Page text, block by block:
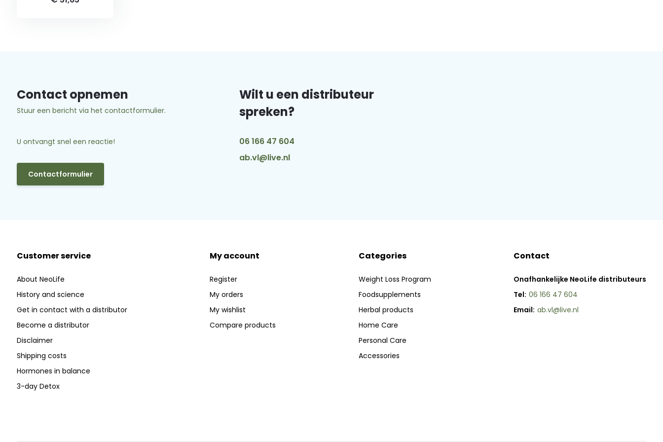
Contact opnemen
Stuur een bericht via het contactformulier.
U ontvangt snel een reactie!
Contactformulier
Wilt u een distributeur
spreken?
06 166 47 604
ab.vl@live.nl
Customer service
About NeoLife
History and science
Get in contact with a distributor
Become a distributor
Disclaimer
Shipping costs
Hormones in balance
3-day Detox
My account
Register
My orders
My wishlist
Compare products
Categories
Weight Loss Program
Foodsupplements
Herbal products
Home Care
Personal Care
Accessories
Contact
Onafhankelijke NeoLife distributeurs
Tel: 06 166 47 604
Email: ab.vl@live.nl